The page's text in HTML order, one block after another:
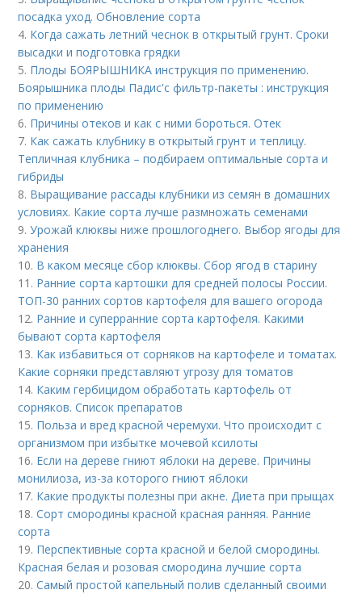
посадка уход. Обновление сорта
4. Когда сажать летний чеснок в открытый грунт. Сроки
высадки и подготовка грядки
5. Плоды БОЯРЫШНИКА инструкция по применению.
Боярышника плоды Падис'с фильтр-пакеты : инструкция
по применению
6. Причины отеков и как с ними бороться. Отек
7. Как сажать клубнику в открытый грунт и теплицу.
Тепличная клубника – подбираем оптимальные сорта и
гибриды
8. Выращивание рассады клубники из семян в домашних
условиях. Какие сорта лучше размножать семенами
9.Урожай клюквы ниже прошлогоднего. Выбор ягоды для
хранения
10. В каком месяце сбор клюквы. Сбор ягод в старину
11. Ранние сорта картошки для средней полосы России.
ТОП-30 ранних сортов картофеля для вашего огорода
12. Ранние и суперранние сорта картофеля. Какими
бывают сорта картофеля
13. Как избавиться от сорняков на картофеле и томатах.
Какие сорняки представляют угрозу для томатов
14. Каким гербицидом обработать картофель от
сорняков. Список препаратов
15. Польза и вред красной черемухи. Что происходит с
организмом при избытке мочевой ксилоты
16. Если на дереве гниют яблоки на дереве. Причины
монилиоза, из-за которого гниют яблоки
17. Какие продукты полезны при акне. Диета при прыщах
18.Сорт смородины красной красная ранняя. Ранние
сорта
19. Перспективные сорта красной и белой смородины.
Красная белая и розовая смородина лучшие сорта
20.Самый простой капельный полив сделанный своими